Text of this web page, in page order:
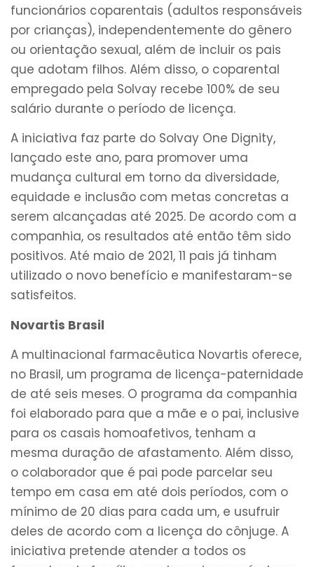
funcionários coparentais (adultos responsáveis
por crianças), independentemente do gênero
ou orientação sexual, além de incluir os pais
que adotam filhos. Além disso, o coparental
empregado pela Solvay recebe 100% de seu
salário durante o período de licença.
A iniciativa faz parte do Solvay One Dignity,
lançado este ano, para promover uma
mudança cultural em torno da diversidade,
equidade e inclusão com metas concretas a
serem alcançadas até 2025. De acordo com a
companhia, os resultados até então têm sido
positivos. Até maio de 2021, 11 pais já tinham
utilizado o novo benefício e manifestaram-se
satisfeitos.
Novartis Brasil
A multinacional farmacêutica Novartis oferece,
no Brasil, um programa de licença-paternidade
de até seis meses. O programa da companhia
foi elaborado para que a mãe e o pai, inclusive
para os casais homoafetivos, tenham a
mesma duração de afastamento. Além disso,
o colaborador que é pai pode parcelar seu
tempo em casa em até dois períodos, com o
mínimo de 20 dias para cada um, e usufruir
deles de acordo com a licença do cônjuge. A
iniciativa pretende atender a todos os